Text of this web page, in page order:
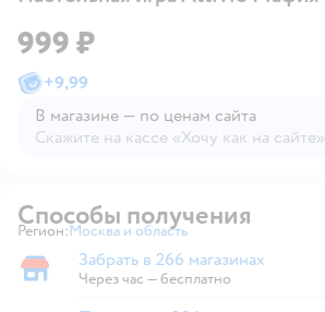
999 ₽
+9,99
В магазине — по ценам сайта
Скажите на кассе «Хочу как на сайте»
Способы получения
Регион: Выбор адреса доставки.
Москва и область
Забрать в магазине
Забрать в 266 магазинах
Через час — бесплатно